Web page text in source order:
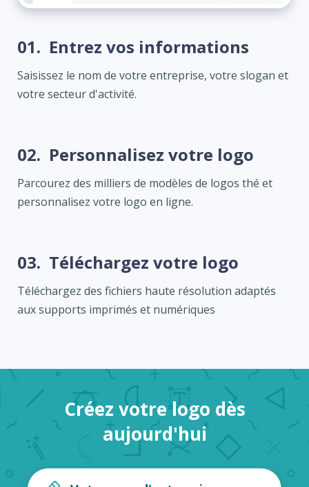
01. Entrez vos informations
Saisissez le nom de votre entreprise, votre slogan et
votre secteur d'activité.
02. Personnalisez votre logo
Parcourez des milliers de modèles de logos thé et
personnalisez votre logo en ligne.
03. Téléchargez votre logo
Téléchargez des fichiers haute résolution adaptés
aux supports imprimés et numériques
Créez votre logo dès
aujourd'hui